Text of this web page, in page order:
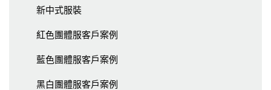
新中式服裝
紅色團體服客戶案例
藍色團體服客戶案例
黑白團體服客戶案例